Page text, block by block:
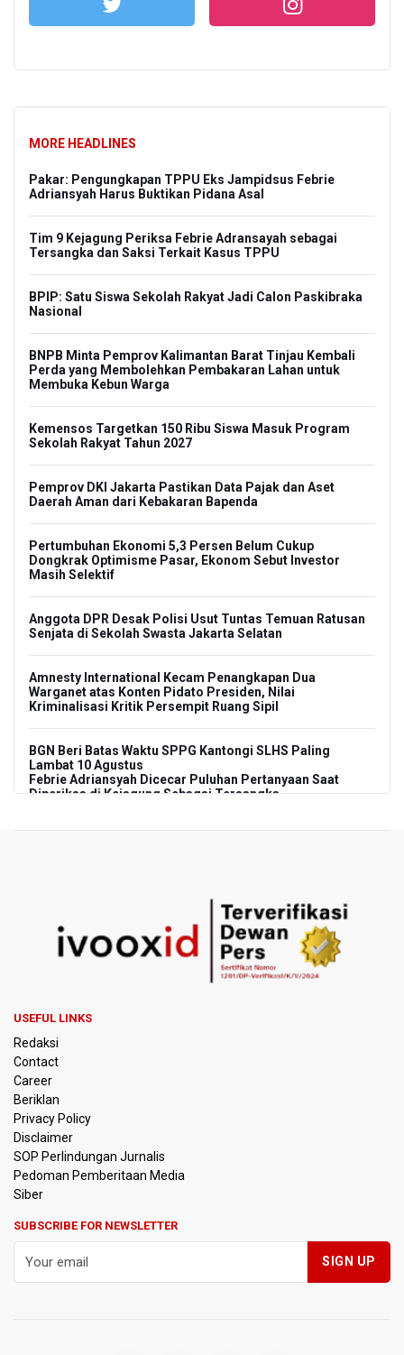
MORE HEADLINES
Pakar: Pengungkapan TPPU Eks Jampidsus Febrie
Adriansyah Harus Buktikan Pidana Asal
Tim 9 Kejagung Periksa Febrie Adransayah sebagai
Tersangka dan Saksi Terkait Kasus TPPU
BPIP: Satu Siswa Sekolah Rakyat Jadi Calon Paskibraka
Nasional
BNPB Minta Pemprov Kalimantan Barat Tinjau Kembali
Perda yang Membolehkan Pembakaran Lahan untuk
Membuka Kebun Warga
Kemensos Targetkan 150 Ribu Siswa Masuk Program
Sekolah Rakyat Tahun 2027
Pemprov DKI Jakarta Pastikan Data Pajak dan Aset
Daerah Aman dari Kebakaran Bapenda
Pertumbuhan Ekonomi 5,3 Persen Belum Cukup
Dongkrak Optimisme Pasar, Ekonom Sebut Investor
Masih Selektif
Anggota DPR Desak Polisi Usut Tuntas Temuan Ratusan
Senjata di Sekolah Swasta Jakarta Selatan
Amnesty International Kecam Penangkapan Dua
Warganet atas Konten Pidato Presiden, Nilai
Kriminalisasi Kritik Persempit Ruang Sipil
BGN Beri Batas Waktu SPPG Kantongi SLHS Paling
Lambat 10 Agustus
Febrie Adriansyah Dicecar Puluhan Pertanyaan Saat
Diperiksa di Kejagung Sebagai Tersangka
SEA V Cup 2026: Timnas Voli Putri Indonesia Menang
Lawan Vietnam 3-2
Kebakaran Landa Gedung Bapenda DKI Jakarta
PSSI Evaluasi TImnas Indonesia Setelah Gagal Tembus
Ditahan Imbang Singapura 1-1
Pemerintah Matangkan Rencana Pembaruan Buku Ajar
Nasional
Pendakian Gunung Gede Pangrango Ditutup karena
Indonesia
USEFUL LINKS
Redaksi
Contact
Career
Beriklan
Privacy Policy
Disclaimer
SOP Perlindungan Jurnalis
Pedoman Pemberitaan Media
Siber
SUBSCRIBE FOR NEWSLETTER